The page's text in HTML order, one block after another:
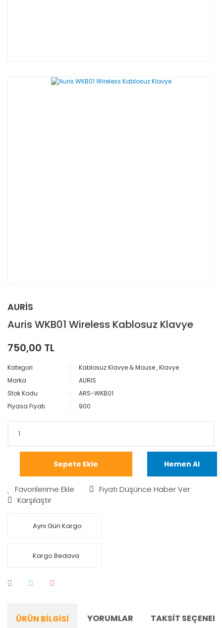
AURİS
Auris WKB01 Wireless Kablosuz Klavye
750,00 TL
Kategori Kablosuz Klavye & Mouse,Klavye
Marka
AURİS
Stok Kodu
ARS-WKB01
Piyasa Fiyatı
900
Sepete Ekle Hemen Al
Fiyatı Düşünce Haber Ver
Karşılaştır
Aynı Gün Kargo
Kargo Bedava
ÜRÜN BILGISI YORUMLAR TAKSIT